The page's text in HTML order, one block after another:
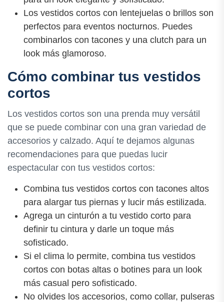
Los vestidos cortos con lentejuelas o brillos son
perfectos para eventos nocturnos. Puedes
combinarlos con tacones y una clutch para un
look más glamoroso.
Cómo combinar tus vestidos
cortos
Los vestidos cortos son una prenda muy versátil
que se puede combinar con una gran variedad de
accesorios y calzado. Aquí te dejamos algunas
recomendaciones para que puedas lucir
espectacular con tus vestidos cortos:
Combina tus vestidos cortos con tacones altos
para alargar tus piernas y lucir más estilizada.
Agrega un cinturón a tu vestido corto para
definir tu cintura y darle un toque más
sofisticado.
Si el clima lo permite, combina tus vestidos
cortos con botas altas o botines para un look
más casual pero sofisticado.
No olvides los accesorios, como collar, pulseras